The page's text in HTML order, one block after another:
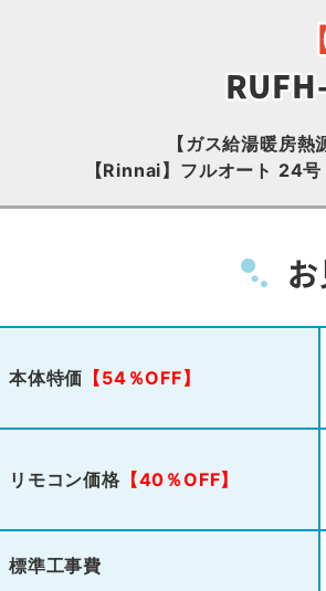
【ガス給湯暖房
【Rinnai】フルオート 24
本体特価 【54％OFF】
リモコン価格 【40％OFF】
標準工事費